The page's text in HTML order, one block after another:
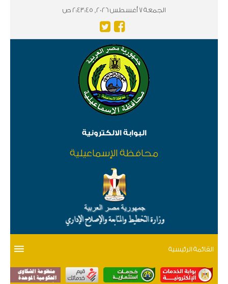
الجمعة 7 أغسطس 2026, 2:43:45 ص
البوابة الالكترونية
محافظة الإسماعيلية
القائمة الرئيسية